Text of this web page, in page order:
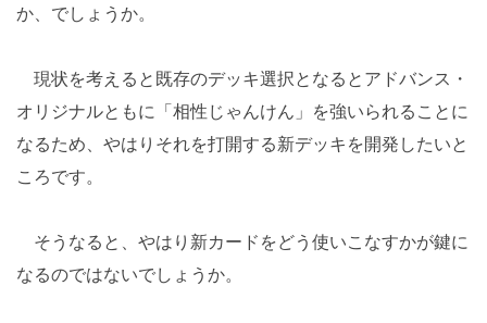
か、でしょうか。
現状を考えると既存のデッキ選択となるとアドバンス・
オリジナルともに「相性じゃんけん」を強いられることに
なるため、やはりそれを打開する新デッキを開発したいと
ころです。
そうなると、やはり新カードをどう使いこなすかが鍵に
なるのではないでしょうか。